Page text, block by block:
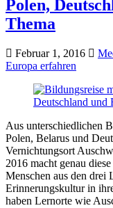
Polen,
Thema
Februar 1, 2016
Europa erfahren
Aus unterschiedlichen
Polen, Belarus und
Vernichtungsort
2016 macht genau
Menschen aus den drei
Erinnerungskultur in
haben Lernorte wie